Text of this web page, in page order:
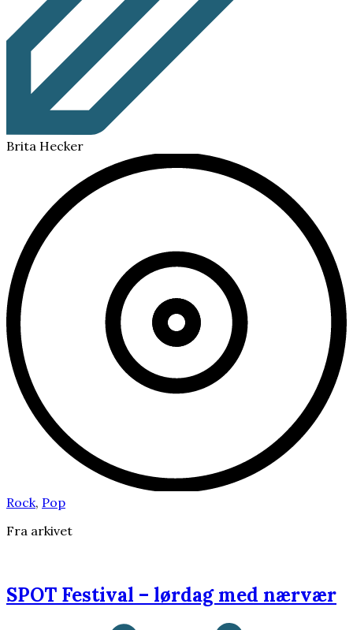
Brita Hecker
Rock, Pop
Fra arkivet
SPOT Festival – lørdag med nærvær